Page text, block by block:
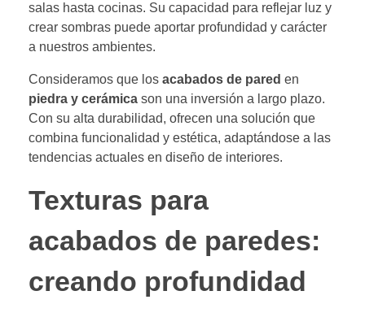
salas hasta cocinas. Su capacidad para reflejar luz y
crear sombras puede aportar profundidad y carácter
a nuestros ambientes.
Consideramos que los acabados de pared en
piedra y cerámica son una inversión a largo plazo.
Con su alta durabilidad, ofrecen una solución que
combina funcionalidad y estética, adaptándose a las
tendencias actuales en diseño de interiores.
Texturas para
acabados de paredes:
creando profundidad